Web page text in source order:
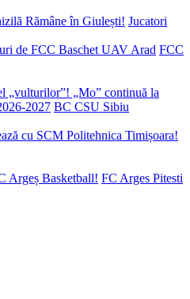
Rămâne în Giulești! Jucatori
de FCC Baschet UAV Arad FCC
„vulturilor”! „Mo” continuă la
2027 BC CSU Sibiu
cu SCM Politehnica Timișoara!
Argeș Basketball! FC Arges Pitesti